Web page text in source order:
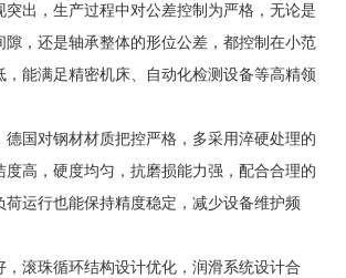
突出，生产过程中对公差控制为严格，无论是
隙，还是轴承整体的形位公差，都控制在小范
，能满足精密机床、自动化检测设备等高精领
德国对钢材材质把控严格，多采用淬硬处理的
度高，硬度均匀，抗磨损能力强，配合合理的
荷运行也能保持精度稳定，减少设备维护频
，滚珠循环结构设计优化，润滑系统设计合